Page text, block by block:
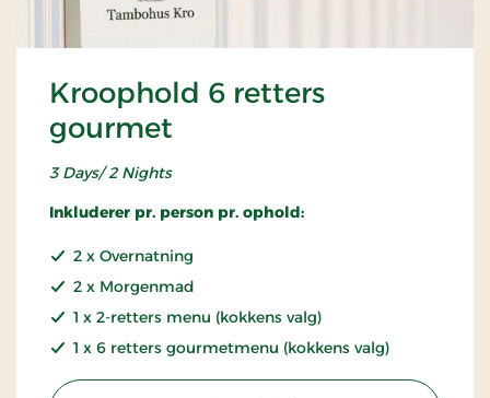
Kroophold 6 retters
gourmet
3 Days/ 2 Nights
Inkluderer pr. person pr. ophold:
2 x Overnatning
2 x Morgenmad
1 x 2-retters menu (kokkens valg)
1 x 6 retters gourmetmenu (kokkens valg)